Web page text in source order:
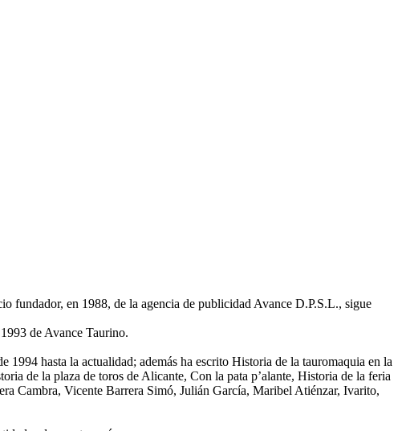
fundador, en 1988, de la agencia de publicidad Avance D.P.S.L., sigue
de Avance Taurino.
1994 hasta la actualidad; además ha escrito Historia de la tauromaquia en la
de la plaza de toros de Alicante, Con la pata p’alante, Historia de la feria
Cambra, Vicente Barrera Simó, Julián García, Maribel Atiénzar, Ivarito,